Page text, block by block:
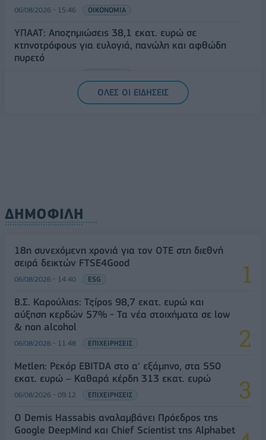
06/08/2026 - 15:46 ΟΙΚΟΝΟΜΙΑ
ΥΠΑΑΤ: Αποζημιώσεις 38,1 εκατ. ευρώ σε
κτηνοτρόφους για ευλογιά, πανώλη και αφθώδη
πυρετό
ΟΛΕΣ ΟΙ ΕΙΔΗΣΕΙΣ
ΔΗΜΟΦΙΛΗ
18η συνεχόμενη χρονιά για τον ΟΤΕ στη διεθνή
σειρά δεικτών FTSE4Good
06/08/2026 - 14:40 ESG
Β.Σ. Καρούλιας: Τζίρος 98,7 εκατ. ευρώ και
αύξηση κερδών 57% - Τα νέα στοιχήματα σε low
& non alcohol
06/08/2026 - 11:48 ΕΠΙΧΕΙΡΗΣΕΙΣ
Metlen: Ρεκόρ EBITDA στο α' εξάμηνο, στα 550
εκατ. ευρώ – Καθαρά κέρδη 313 εκατ. ευρώ
06/08/2026 - 09:12 ΕΠΙΧΕΙΡΗΣΕΙΣ
Ο Demis Hassabis αναλαμβάνει Πρόεδρος της
Google DeepMind και Chief Scientist της Alphabet